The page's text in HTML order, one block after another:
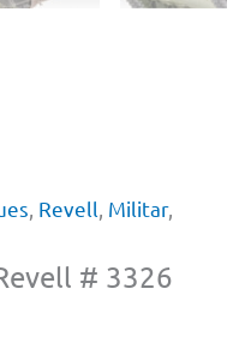
, Revell, Militar,
# 3326